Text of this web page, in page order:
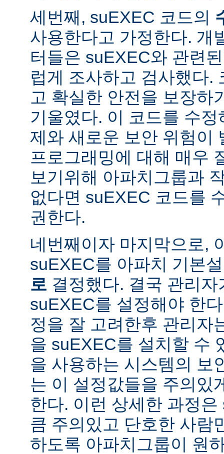
세번째, suEXEC 코드의
사용한다고 가정한다. 개
터들은 suEXEC와 관련
럽게 조사하고 검사했다.
고 확실한 안전을 보장하
기울였다. 이 코드를 수
제와 새로운 보안 위험이
프로그래밍에 대해 매우
보기위해 아파치그룹과
없다면 suEXEC 코드를
권한다.
네번째이자 마지막으로,
suEXEC를 아파치 기본
로 결정했다. 결국 관리
suEXEC를 설정해야 한
정을 잘 고려한후 관리자
을 suEXEC를 설치할 수
을 사용하는 시스템의 보
는 이 설정값들을 주의있
한다. 이런 상세한 과정
큼 주의있고 단호한 사람
하도록 아파치그룹이 원